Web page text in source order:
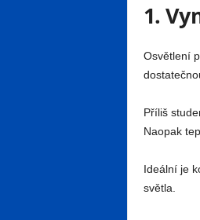
1.
Osvětlení
Příliš
Naopak
Ideální je
světla.